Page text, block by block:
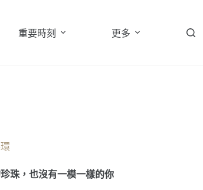
重要時刻 更多
珠，也沒有一模一樣的你